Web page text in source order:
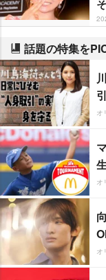
話題の特集を
オ
オ
オ